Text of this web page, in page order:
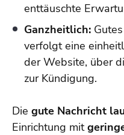
enttäuschte
Ganzheitlich:
verfolgt eine
der Website, über
zur Kündigung.
Die gute Nachricht
Einrichtung mit